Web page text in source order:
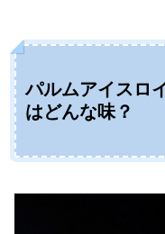
パルムアイスロ
はどんな味？